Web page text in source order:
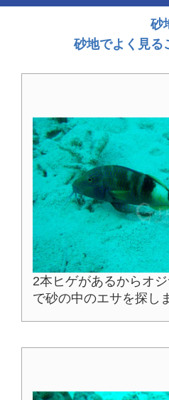
砂
砂地でよく見る
2本ヒゲがあるからオ
で砂の中のエサを探し